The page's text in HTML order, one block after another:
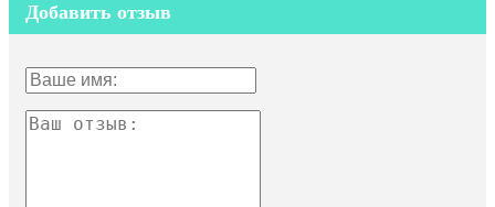
Добавить отзыв